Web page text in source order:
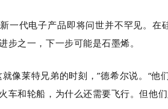
一代电子产品即将问世并不罕见。
步之一，下一步可能是石墨烯。
就像莱特兄弟的时刻，”德希尔说。“
车和轮船，为什么还需要飞行。但他